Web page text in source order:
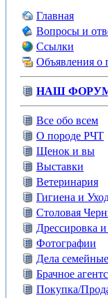
Главная
Вопросы и
Ссылки
Объявления о
НАШ
Все обо всем
О породе РЧТ
Щенок и вы
Выставки
Ветеринария
Гигиена и
Столовая
Дрессировка и
Фотографии
Дела семейные
Брачное
Покупка/